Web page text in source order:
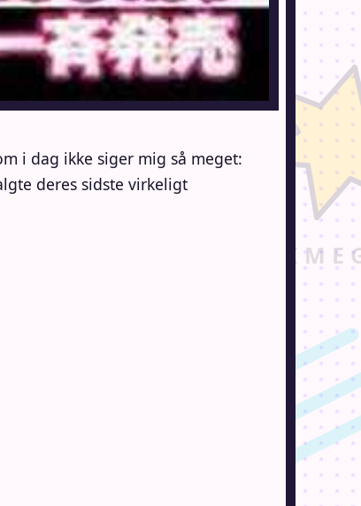
i dag ikke siger mig så meget:
deres sidste virkeligt